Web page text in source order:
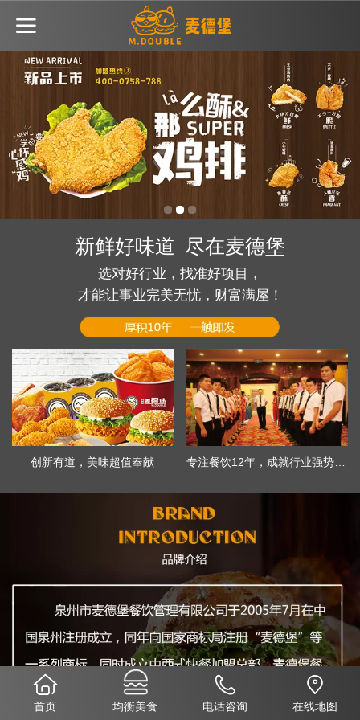
新鲜好味道 尽在麦德堡
选对好行业，找准好项目，
才能让事业完美无忧，财富满屋！
创新有道，美味超值奉献 专注餐饮12年，成就行业强势品牌
首页 均衡美食 电话咨询 在线地图